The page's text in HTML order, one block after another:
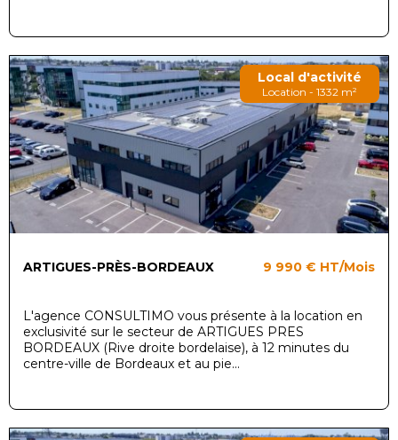
Local d'activité
Location - 1332 m²
ARTIGUES-PRÈS-BORDEAUX 9 990 € HT/Mois
L'agence CONSULTIMO vous présente à la location en
exclusivité sur le secteur de ARTIGUES PRES
BORDEAUX (Rive droite bordelaise), à 12 minutes du
centre-ville de Bordeaux et au pie...